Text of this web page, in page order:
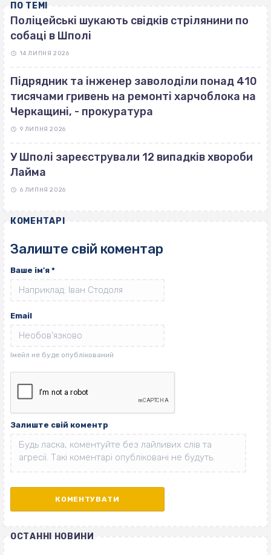
ПО ТЕМІ
Поліцейські шукають свідків стрілянини по
собаці в Шполі
14 ЛИПНЯ 2026
Підрядник та інженер заволоділи понад 410
тисячами гривень на ремонті харчоблока на
Черкащині, - прокуратура
9 ЛИПНЯ 2026
У Шполі зареєстрували 12 випадків хвороби
Лайма
6 ЛИПНЯ 2026
КОМЕНТАРІ
Залиште свій коментар
Ваше ім'я *
Email
Залиште свій коментр
ОСТАННІ НОВИНИ